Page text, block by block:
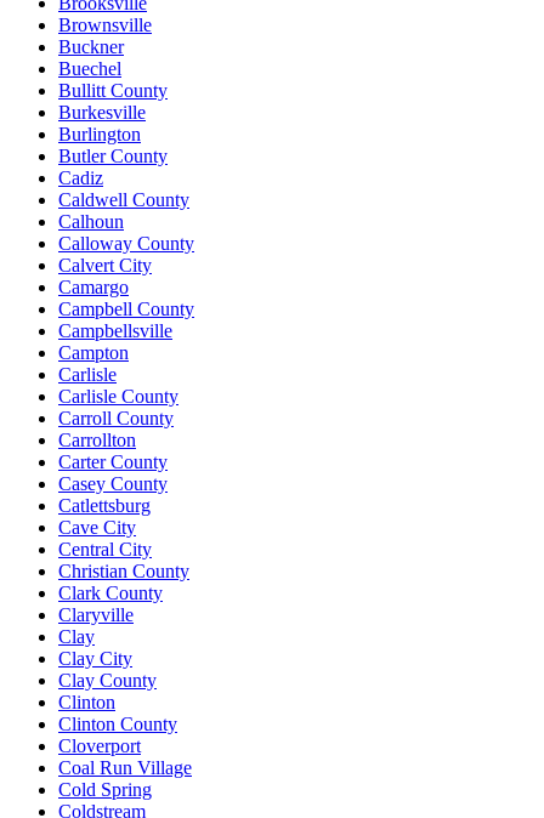
Brownsville
Buckner
Buechel
Bullitt County
Burkesville
Burlington
Butler County
Cadiz
Caldwell County
Calhoun
Calloway County
Calvert City
Camargo
Campbell County
Campbellsville
Campton
Carlisle
Carlisle County
Carroll County
Carrollton
Carter County
Casey County
Catlettsburg
Cave City
Central City
Christian County
Clark County
Claryville
Clay
Clay City
Clay County
Clinton
Clinton County
Cloverport
Coal Run Village
Cold Spring
Coldstream